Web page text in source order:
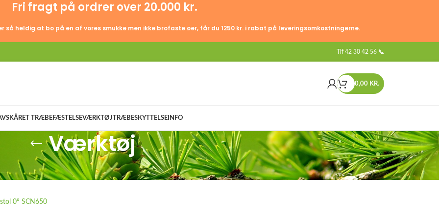
Fri fragt på ordrer over 20.000 kr.
så heldig at bo på en af vores smukke men ikke brofaste øer, får du 1250 kr. i rabat på leveringsomkostningerne.
Tlf 42 30 42 56 📞
0,00 KR.
TRÆBEFÆSTELSEVÆRKTØJTRÆBESKYTTELSE INFO
Værktøj